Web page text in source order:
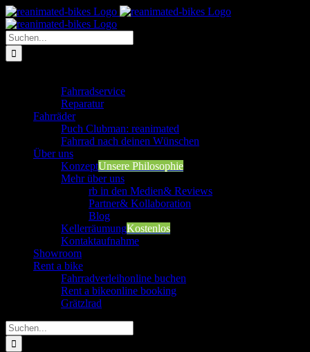
Zum
Inhalt
springen
Suche
nach:
Fahrradservice
Reparatur
Fahrräder
Puch Clubman: reanimated
Fahrrad nach deinen Wünschen
Über uns
KonzeptUnsere Philosophie
Mehr über uns
rb in den Medien& Reviews
Partner& Kollaboration
Blog
KellerräumungKostenlos
Kontaktaufnahme
Showroom
Rent a bike
Fahrradverleihonline buchen
Rent a bikeonline booking
Grätzlrad
Suche
nach: